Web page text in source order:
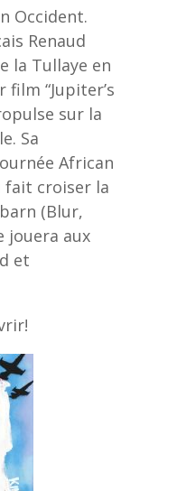
Occident.
Renaud
la Tullaye en
“Jupiter’s
sur la
Sa
African
fait croiser la
(Blur,
jouera aux
et